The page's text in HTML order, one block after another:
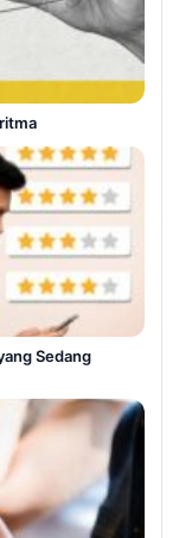
Sedang